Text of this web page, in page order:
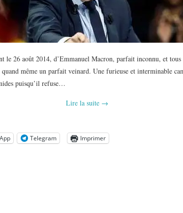
le 26 août 2014, d’Emmanuel Macron, parfait inconnu, et tous
même un parfait veinard. Une furieuse et interminable
puisqu’il refuse…
Lire la suite →
Telegram Imprimer